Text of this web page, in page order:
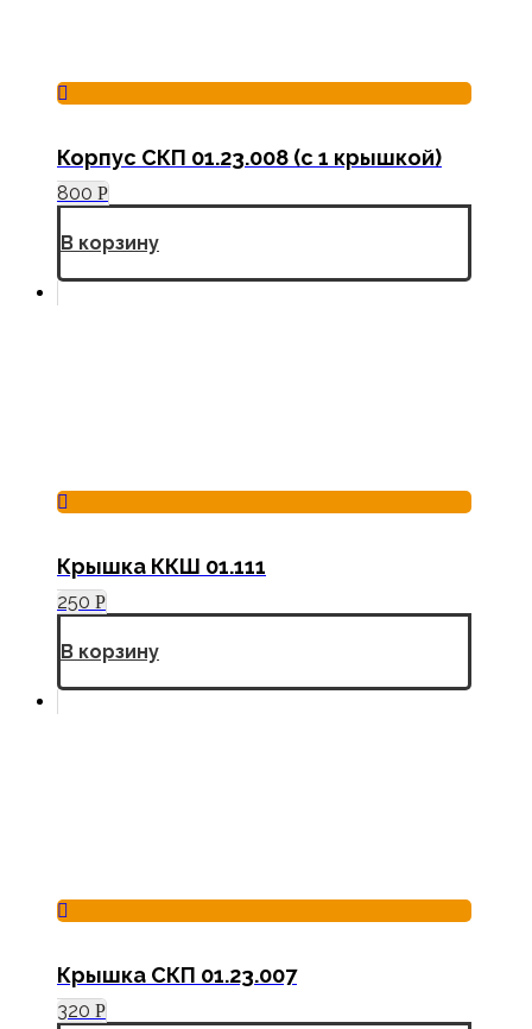
Корпус СКП 01.23.008 (с 1 крышкой)
800 Р
В корзину
Крышка ККШ 01.111
250 Р
В корзину
Крышка СКП 01.23.007
320 Р